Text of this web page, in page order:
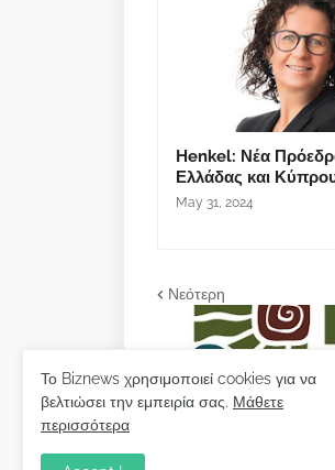
Henkel: Νέα
Ελλάδας και
May 31, 2024
Νεότερη
Ilia Forum 2026:
Το Biznews χρησιμοποιεί cookies για να
βελτιώσει την εμπειρία σας. Μάθετε
περισσότερα